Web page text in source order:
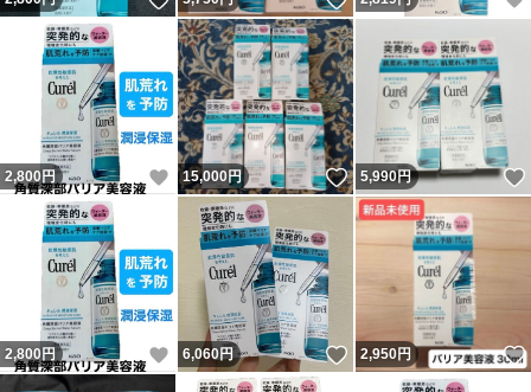
2,800円 いいね！
15,000円 いいね！
5,990円
2,800円 いいね！
6,060円 いいね！
2,950円